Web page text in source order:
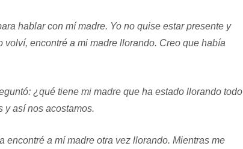
hablar con mí madre. Yo no quise estar presente y
volví, encontré a mi madre llorando. Creo que había
¿qué tiene mi madre que ha estado llorando todo
y así nos acostamos.
encontré a mí madre otra vez llorando. Mientras me